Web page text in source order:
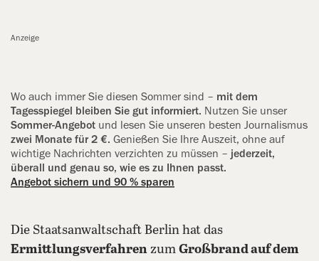
Anzeige
Wo auch immer Sie diesen Sommer sind – mit dem
Tagesspiegel bleiben Sie gut informiert. Nutzen Sie unser
Sommer-Angebot und lesen Sie ‍unseren besten Journalismus
zwei Monate für 2 €. Genießen Sie Ihre Auszeit, ohne auf
wichtige Nachrichten verzichten zu müssen – jederzeit,
überall und genau so, wie es zu ‍Ihnen passt.
Angebot sichern und 90 % sparen
Die Staatsanwaltschaft Berlin hat das
Ermittlungsverfahren zum Großbrand auf dem